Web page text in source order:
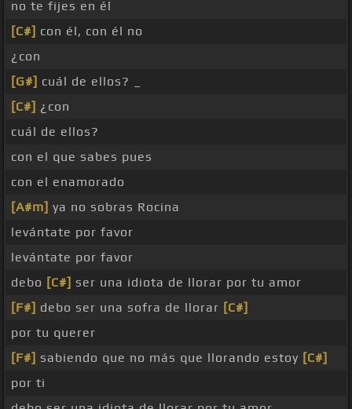
no te fijes en él
[C#] con él, con él no
¿con
[G#] cuál de ellos? _
[C#] ¿con
cuál de ellos?
con el que sabes pues
con el enamorado
[A#m] ya no sobras Rocina
levántate por favor
levántate por favor
debo [C#] ser una idiota de llorar por tu amor
[F#] debo ser una sofra de llorar [C#]
por tu querer
[F#] sabiendo que no más que llorando estoy [C#]
por ti